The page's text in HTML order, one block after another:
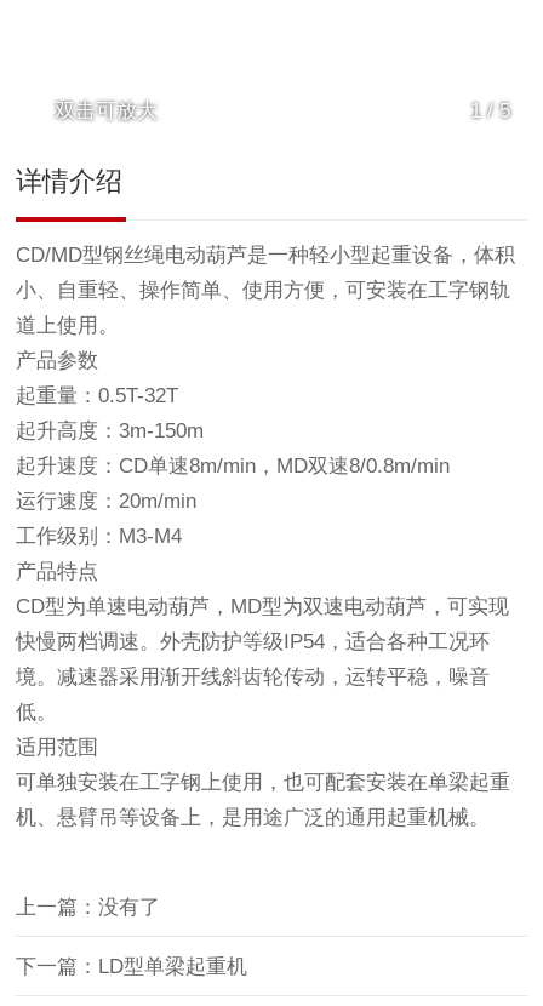
1/ 5
双击可放大
详情介绍
CD/MD型钢丝绳电动葫芦是一种轻小型起重设备，体积
小、自重轻、操作简单、使用方便，可安装在工字钢轨
道上使用。
产品参数
起重量：0.5T-32T
起升高度：3m-150m
起升速度：CD单速8m/min，MD双速8/0.8m/min
运行速度：20m/min
工作级别：M3-M4
产品特点
CD型为单速电动葫芦，MD型为双速电动葫芦，可实现
快慢两档调速。外壳防护等级IP54，适合各种工况环
境。减速器采用渐开线斜齿轮传动，运转平稳，噪音
低。
适用范围
可单独安装在工字钢上使用，也可配套安装在单梁起重
机、悬臂吊等设备上，是用途广泛的通用起重机械。
上一篇：没有了
下一篇：LD型单梁起重机